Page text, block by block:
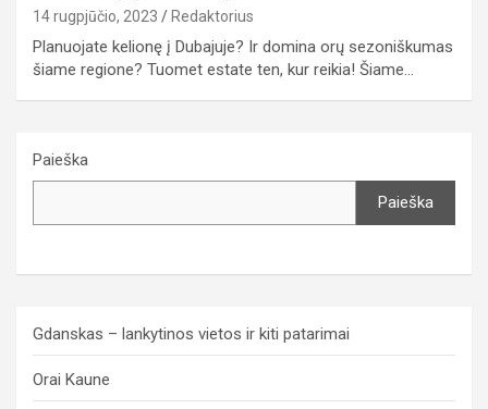
14 rugpjūčio, 2023 Redaktorius
Planuojate kelionę į Dubajuje? Ir domina orų sezoniškumas
šiame regione? Tuomet estate ten, kur reikia! Šiame…
Paieška
Paieška
Gdanskas – lankytinos vietos ir kiti patarimai
Orai Kaune